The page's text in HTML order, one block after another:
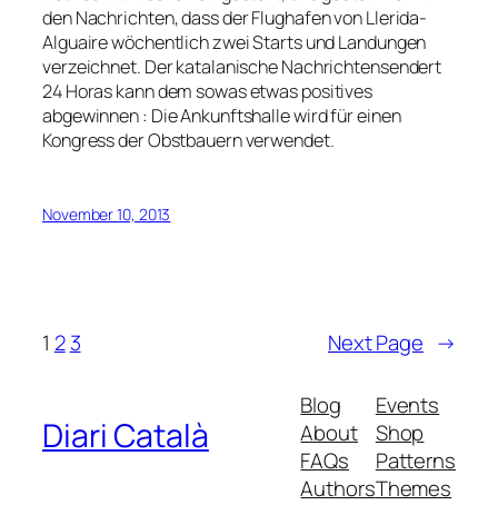
den Nachrichten, dass der Flughafen von Llerida-
Alguaire wöchentlich zwei Starts und Landungen
verzeichnet. Der katalanische Nachrichtensendert
24 Horas kann dem sowas etwas positives
abgewinnen : Die Ankunftshalle wird für einen
Kongress der Obstbauern verwendet.
November 10, 2013
1 2 3 Next Page →
Diari Català
Blog
About
FAQs
Authors
Events
Shop
Patterns
Themes